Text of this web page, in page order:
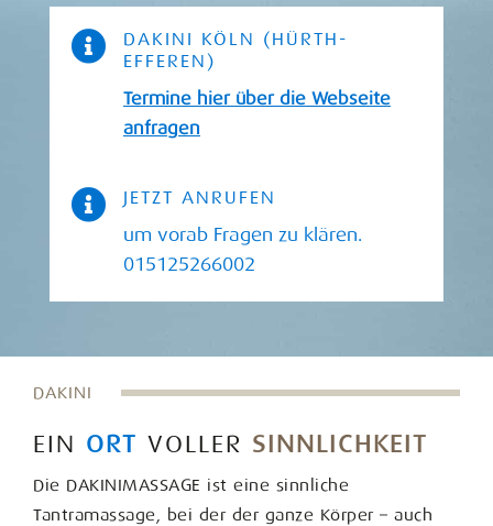

DAKINI KÖLN (HÜRTH-
EFFEREN)
Termine hier über die Webseite
anfragen
 JETZT ANRUFEN
um vorab Fragen zu klären.
015125266002
DAKINI
EIN ORT VOLLER SINNLICHKEIT
Die DAKINIMASSAGE ist eine sinnliche
Tantramassage, bei der der ganze Körper – auch